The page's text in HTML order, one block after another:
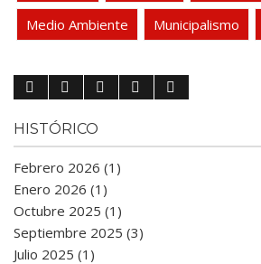
Medio Ambiente Municipalismo
HISTÓRICO
Febrero 2026 (1)
Enero 2026 (1)
Octubre 2025 (1)
Septiembre 2025 (3)
Julio 2025 (1)